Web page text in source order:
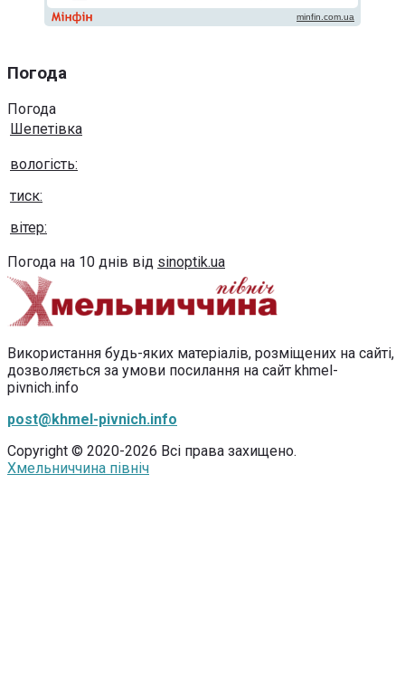
Погода
Погода
Шепетівка
вологість:
тиск:
вітер:
Погода на 10 днів від sinoptik.ua
Використання будь-яких матеріалів, розміщених на сайті,
дозволяється за умови посилання на сайт khmel-
pivnich.info
post@khmel-pivnich.info
Copyright © 2020-2026 Всі права захищено.
Хмельниччина північ